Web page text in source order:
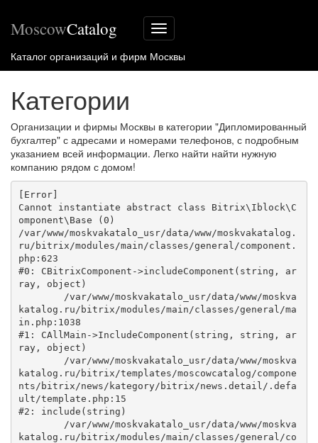
Меню
сайта
MoscowCatalog
Каталог организаций и фирм Москвы
Категории
Организации и фирмы Москвы в категории "Дипломированный
бухгалтер" с адресами и номерами телефонов, с подробным
указанием всей информации. Легко найти найти нужную
компанию рядом с домом!
[Error]
Cannot instantiate abstract class Bitrix\Iblock\C
omponent\Base (0)
/var/www/moskvakatalo_usr/data/www/moskvakatalog.
ru/bitrix/modules/main/classes/general/component.
php:623
#0: CBitrixComponent->includeComponent(string, ar
ray, object)
katalog.ru/bitrix/modules/main/classes/general/ma
in.php:1038
#1: CAllMain->IncludeComponent(string, string, ar
ray, object)
katalog.ru/bitrix/templates/moscowcatalog/compone
nts/bitrix/news/kategory/bitrix/news.detail/.defa
ult/template.php:15
#2: include(string)
katalog.ru/bitrix/modules/main/classes/general/co